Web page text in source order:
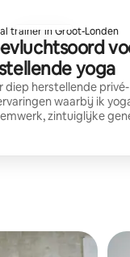
trainer in Groot-Londen
yoga
diep herstellende privé-
waarbij ik
zintuiglijke